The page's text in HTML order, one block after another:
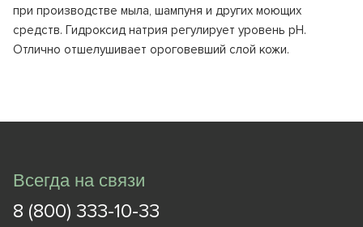
при производстве мыла, шампуня и других моющих
средств. Гидроксид натрия регулирует уровень pH.
Отлично отшелушивает ороговевший слой кожи.
Всегда на связи
8 (800) 333-10-33